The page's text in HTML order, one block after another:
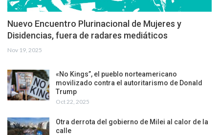
Nuevo Encuentro Plurinacional de Mujeres y
Disidencias, fuera de radares mediáticos
Nov 19, 2025
«No Kings”, el pueblo norteamericano
movilizado contra el autoritarismo de Donald
Trump
Oct 22, 2025
Otra derrota del gobierno de Milei al calor de la
calle